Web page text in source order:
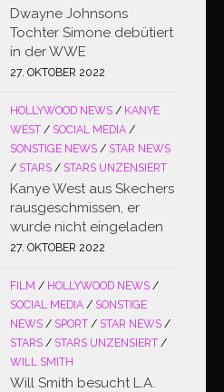
Dwayne Johnsons
Tochter Simone debütiert
in der WWE
27. OKTOBER 2022
HOLLYWOOD NEWS / KANYE
WEST / SOCIAL MEDIA /
SONSTIGE NEWS / STAR NEWS
/ STARS / STARS UNZENSIERT
Kanye West aus Skechers
rausgeschmissen, er
wurde nicht eingeladen
27. OKTOBER 2022
FILM / HOLLYWOOD NEWS /
SOCIAL MEDIA / SONSTIGE
NEWS / SPORT / STAR NEWS /
STARS / STARS UNZENSIERT /
WILL SMITH
Will Smith besucht L.A.